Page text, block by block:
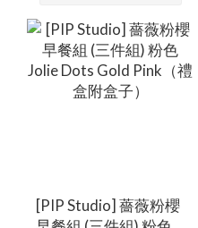
[PIP Studio] 薔薇粉櫻